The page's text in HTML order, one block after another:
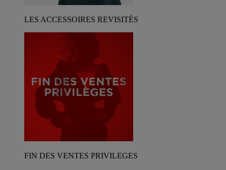
LES ACCESSOIRES REVISITÉS
FIN DES VENTES PRIVILEGES